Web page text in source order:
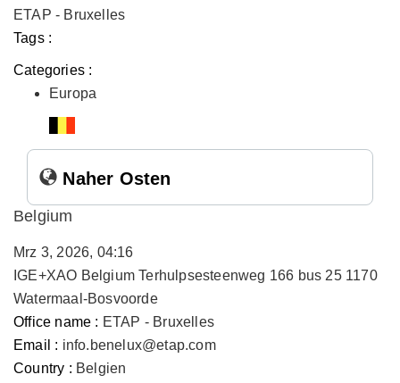
ETAP - Bruxelles
Tags :
Categories :
Europa
Naher Osten
Belgium
Mrz 3, 2026, 04:16
IGE+XAO Belgium Terhulpsesteenweg 166 bus 25 1170
Watermaal-Bosvoorde
Office name : ETAP - Bruxelles
Email : info.benelux@etap.com
Country : Belgien